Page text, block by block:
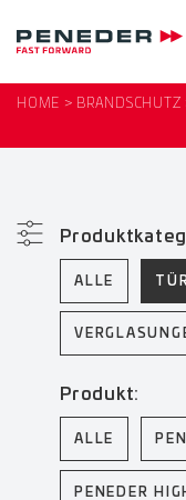
HOME BRANDSCHUTZ
ALLE
Produkt:
ALLE
PENEDER